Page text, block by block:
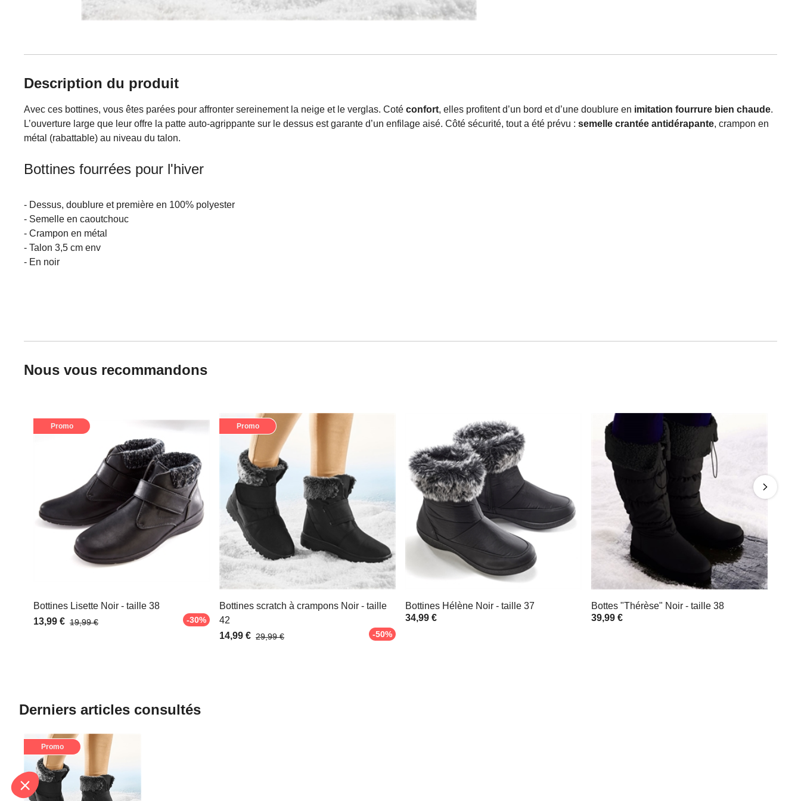
Description du produit
Avec ces bottines, vous êtes parées pour affronter sereinement la neige et le verglas. Coté confort, elles profitent d’un bord et d’une doublure en imitation fourrure bien chaude.
L’ouverture large que leur offre la patte auto-agrippante sur le dessus est garante d’un enfilage aisé. Côté sécurité, tout a été prévu : semelle crantée antidérapante, crampon en
métal (rabattable) au niveau du talon.
Bottines fourrées pour l'hiver
- Dessus, doublure et première en 100% polyester
- Semelle en caoutchouc
- Crampon en métal
- Talon 3,5 cm env
- En noir
Nous vous recommandons
Promo
Bottines Lisette Noir - taille 38
13,99 € 19,99 € -30%
Promo
Bottines scratch à crampons Noir - taille
42
14,99 € 29,99 € -50%
Bottines Hélène Noir - taille 37
34,99 €
Bottes "Thérèse" Noir - taille 38
39,99 €
Derniers articles consultés
Promo